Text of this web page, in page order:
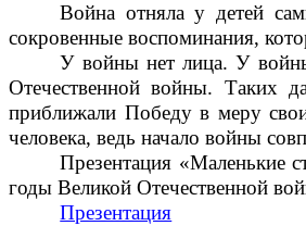
Война отняла у детей
сокровенные воспоминания,
У войны нет лица. У
Отечественной войны. Таких
приближали Победу в меру
человека, ведь начало войны
Презентация «Маленькие
годы Великой Отечественной
Презентация